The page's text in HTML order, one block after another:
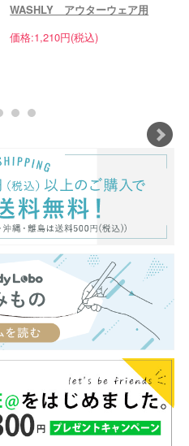
WASHLY アウターウェア用
価格:1,210円(税込)